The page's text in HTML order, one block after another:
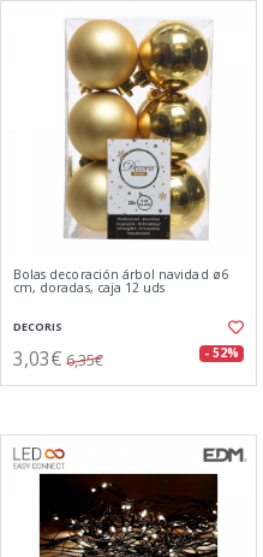
Bolas decoración árbol navidad ø6
cm, doradas, caja 12 uds
DECORIS
3,03€ 6,35€ - 52%